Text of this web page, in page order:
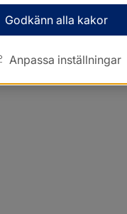
Godkänn alla kakor
Anpassa inställningar